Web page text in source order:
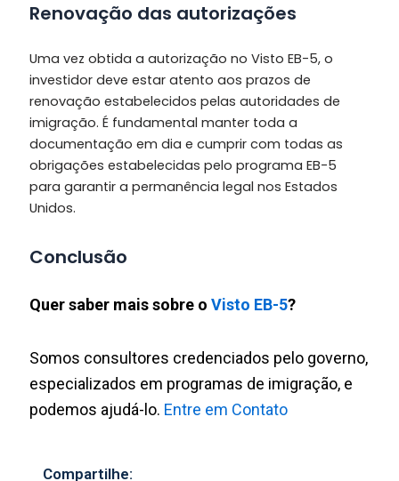
Renovação das autorizações
Uma vez obtida a autorização no Visto EB-5, o
investidor deve estar atento aos prazos de
renovação estabelecidos pelas autoridades de
imigração. É fundamental manter toda a
documentação em dia e cumprir com todas as
obrigações estabelecidas pelo programa EB-5
para garantir a permanência legal nos Estados
Unidos.
Conclusão
Quer saber mais sobre o Visto EB-5?
Somos consultores credenciados pelo governo,
especializados em programas de imigração, e
podemos ajudá-lo. Entre em Contato
Compartilhe: